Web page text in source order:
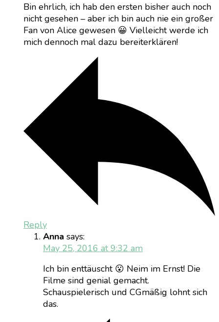
Bin ehrlich, ich hab den ersten bisher auch noch
nicht gesehen – aber ich bin auch nie ein großer
Fan von Alice gewesen 😀 Vielleicht werde ich
mich dennoch mal dazu bereiterklären!
Reply
Anna says:
May 25, 2016 at 9:32 am
Ich bin enttäuscht 😮 Neim im Ernst! Die
Filme sind genial gemacht.
Schauspielerisch und CGmäßig lohnt sich
das.